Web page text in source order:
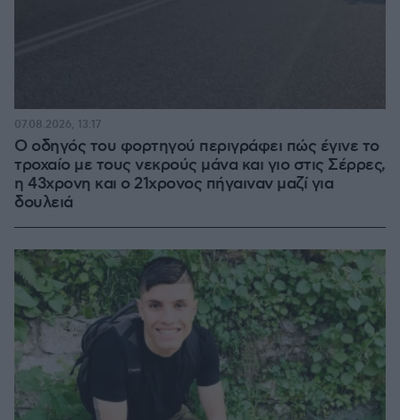
Ο οδηγός του φορτηγού περιγράφει πώς έγινε το
τροχαίο με τους νεκρούς μάνα και γιο στις Σέρρες,
η 43χρονη και ο 21χρονος πήγαιναν μαζί για
δουλειά
07.08.2026, 13:17